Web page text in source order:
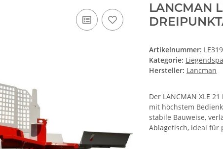
LANCMAN
Artikelnummer: LE319
Kategorie:
Hersteller: Lancman
Der LANCMAN XLE
mit höchstem
stabile Bauweise,
Ablagetisch, ideal für